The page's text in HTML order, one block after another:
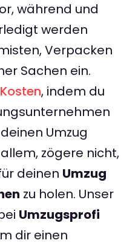
während und
werden
Verpacken
Sachen ein.
Kosten, indem du
Umzug
zögere nicht,
deinen Umzug
zu holen. Unser
Umzugsprofi
dir einen